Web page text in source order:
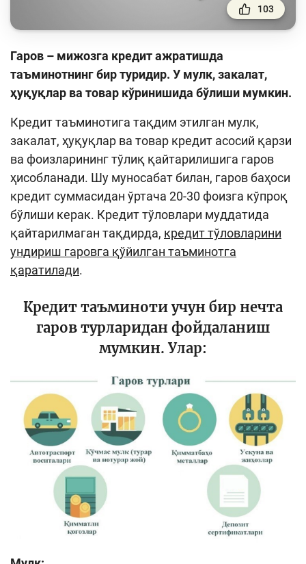
Тадбиркорлик
Ўқув қўлланмалар
Лойиҳалар
Интерактив хизматлар
Фотогалерея
Лойиҳа ҳақида
Кенгайтирилган қидирув
Сайт харитаси
103
Гаров – мижозга кредит ажратишда
таъминотнинг бир туридир. У мулк, закалат,
ҳуқуқлар ва товар кўринишида бўлиши мумкин.
Кредит таъминотига тақдим этилган мулк,
закалат, ҳуқуқлар ва товар кредит асосий қарзи
ва фоизларининг тўлиқ қайтарилишига гаров
ҳисобланади. Шу муносабат билан, гаров баҳоси
кредит суммасидан ўртача 20-30 фоизга кўпроқ
бўлиши керак. Кредит тўловлари муддатида
қайтарилмаган тақдирда, кредит тўловларини
ундириш гаровга қўйилган таъминотга
қаратилади.
Кредит таъминоти учун бир нечта
гаров турларидан фойдаланиш
мумкин. Улар: